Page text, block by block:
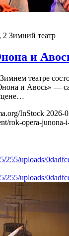
2 Зимний театр
и
театре
и Авось» —
InStock 2026-
rok-opera-junona-
255/uploads/
255/uploads/